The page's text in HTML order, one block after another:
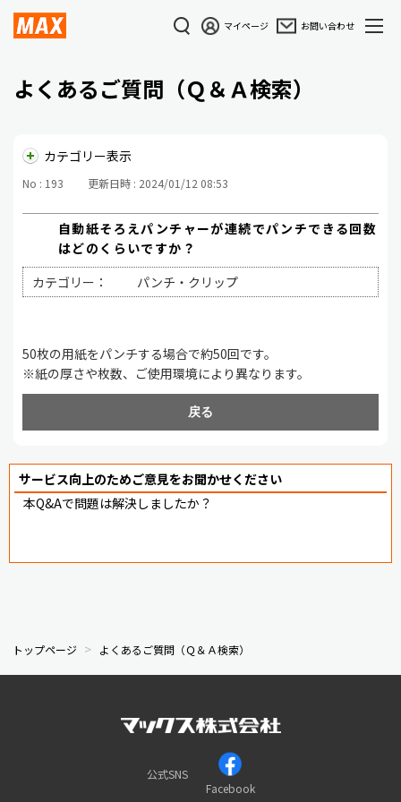
マイページ お問い合わせ
よくあるご質問（Ｑ＆Ａ検索）
カテゴリー表示
No : 193 更新日時 : 2024/01/12 08:53
自動紙そろえパンチャーが連続でパンチできる回数
はどのくらいですか？
カテゴリー：
パンチ・クリップ
50枚の用紙をパンチする場合で約50回です。
※紙の厚さや枚数、ご使用環境により異なります。
戻る
サービス向上のためご意見をお聞かせください
本Q&Aで問題は解決しましたか？
トップページ よくあるご質問（Ｑ＆Ａ検索）
公式SNS
Facebook